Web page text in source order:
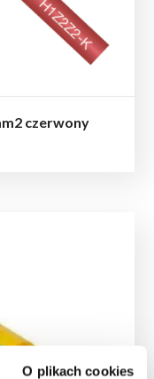
O plikach cookies
czerwony